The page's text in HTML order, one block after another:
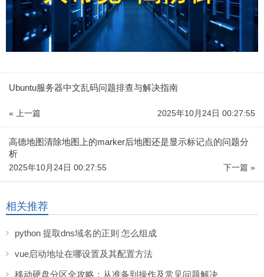
Ubuntu服务器中文乱码问题排查与解决指南
« 上一篇 2025年10月24日 00:27:55
高德地图清除地图上的marker后地图还是显示标记点的问题分
析
下一篇 »
2025年10月24日 00:27:55
相关推荐
python 提取dns域名的正则 怎么组成
vue启动地址在哪设置及其配置方法
移动硬盘分区全攻略：从准备到操作及常见问题解决